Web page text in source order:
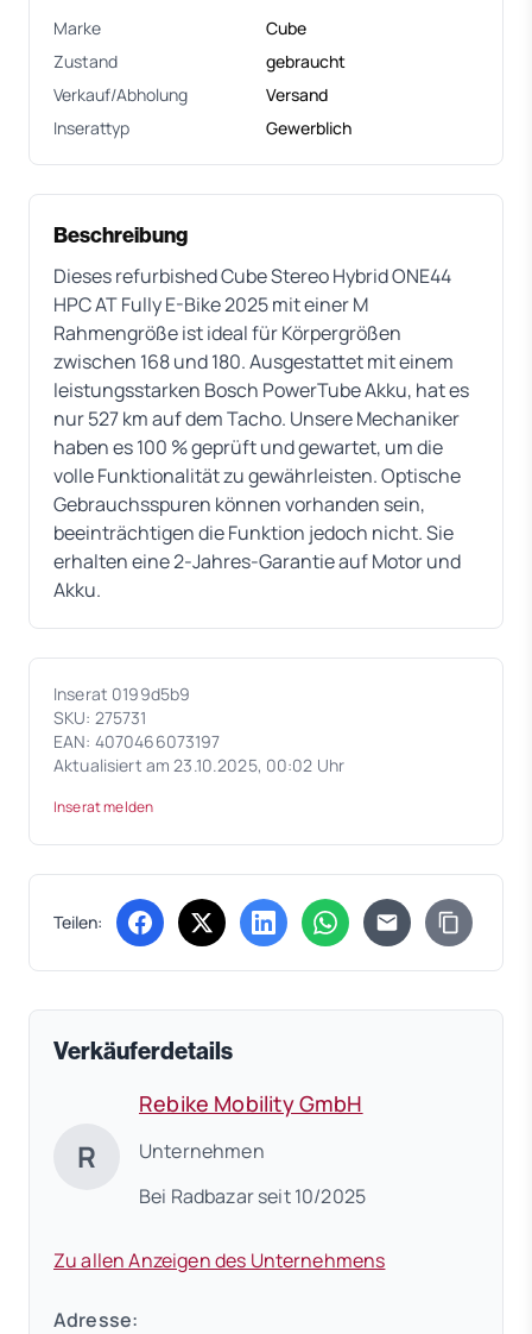
Marke
Cube
Zustand
gebraucht
Verkauf/Abholung
Versand
Inserattyp
Gewerblich
Beschreibung
Dieses refurbished Cube Stereo Hybrid ONE44
HPC AT Fully E-Bike 2025 mit einer M
Rahmengröße ist ideal für Körpergrößen
zwischen 168 und 180. Ausgestattet mit einem
leistungsstarken Bosch PowerTube Akku, hat es
nur 527 km auf dem Tacho. Unsere Mechaniker
haben es 100 % geprüft und gewartet, um die
volle Funktionalität zu gewährleisten. Optische
Gebrauchsspuren können vorhanden sein,
beeinträchtigen die Funktion jedoch nicht. Sie
erhalten eine 2-Jahres-Garantie auf Motor und
Akku.
Inserat 0199d5b9
SKU: 275731
EAN: 4070466073197
Aktualisiert am 23.10.2025, 00:02 Uhr
Inserat melden
Teilen: (öffnet in neuem Tab)
(öffnet in neuem Tab)
(öffnet in neuem Tab)
(öffnet in neuem Tab)
Verkäuferdetails
R
Rebike Mobility GmbH
Unternehmen
Bei Radbazar seit 10/2025
Zu allen Anzeigen des Unternehmens
Adresse: